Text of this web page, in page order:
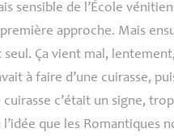
sensible de l’École
approche. Mais
Ça vient mal,
à faire d’une cuirasse,
cuirasse c’était un signe,
que les Romantiques